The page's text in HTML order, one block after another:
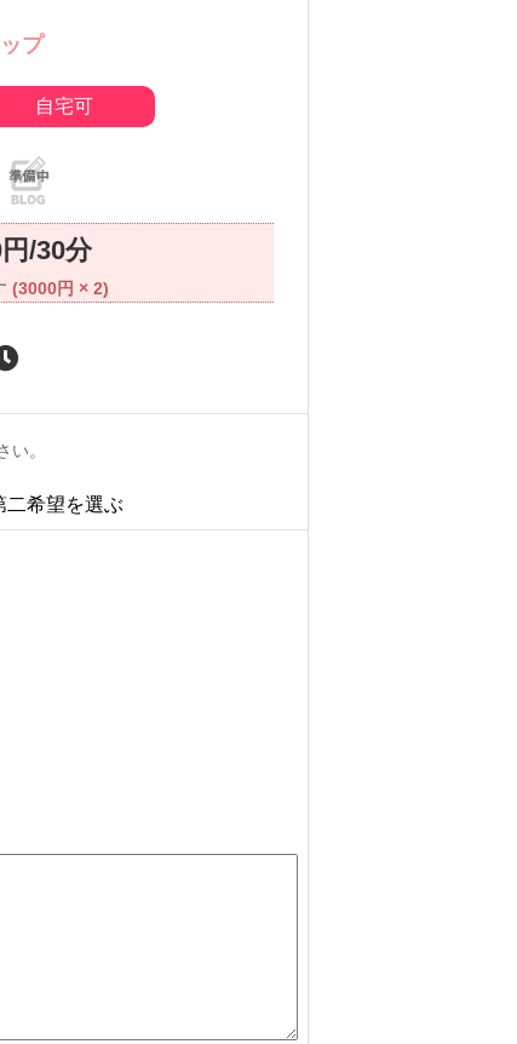
プ
自宅可
/30分
(3000円 × 2)
。
二希望を選ぶ